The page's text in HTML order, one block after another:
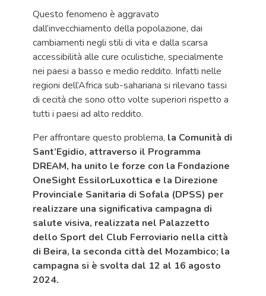
Questo fenomeno è aggravato
dall’invecchiamento della popolazione, dai
cambiamenti negli stili di vita e dalla scarsa
accessibilità alle cure oculistiche, specialmente
nei paesi a basso e medio reddito. Infatti nelle
regioni dell’Africa sub-sahariana si rilevano tassi
di cecità che sono otto volte superiori rispetto a
tutti i paesi ad alto reddito.
Per affrontare questo problema, la Comunità di
Sant’Egidio, attraverso il Programma
DREAM, ha unito le forze con la Fondazione
OneSight EssilorLuxottica e la Direzione
Provinciale Sanitaria di Sofala (DPSS) per
realizzare una significativa campagna di
salute visiva, realizzata nel Palazzetto
dello Sport del Club Ferroviario nella città
di Beira, la seconda città del Mozambico; la
campagna si è svolta dal 12 al 16 agosto
2024.